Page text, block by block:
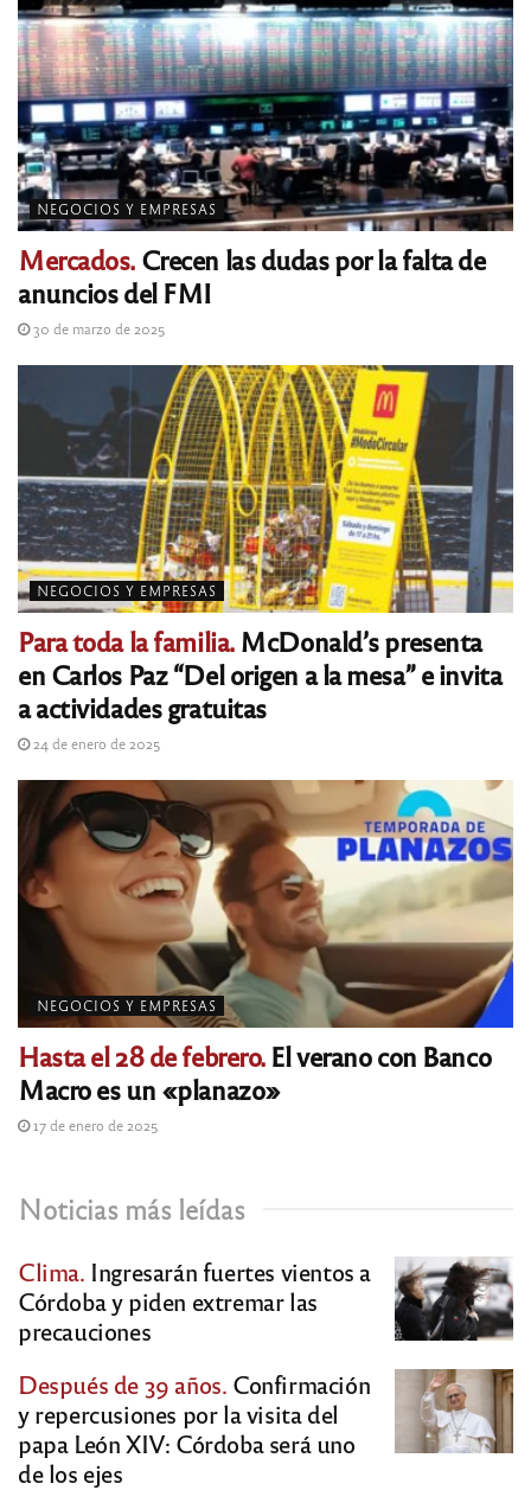
NEGOCIOS Y EMPRESAS
Mercados. Crecen las dudas por la falta de
anuncios del FMI
30 de marzo de 2025
NEGOCIOS Y EMPRESAS
Para toda la familia.McDonald’s presenta
en Carlos Paz “Del origen a la mesa” e invita
a actividades gratuitas
24 de enero de 2025
NEGOCIOS Y EMPRESAS
Hasta el 28 de febrero.El verano con Banco
Macro es un «planazo»
17 de enero de 2025
Noticias más leídas
Clima. Ingresarán fuertes vientos a
Córdoba y piden extremar las
precauciones
Después de 39 años. Confirmación
y repercusiones por la visita del
papa León XIV: Córdoba será uno
de los ejes